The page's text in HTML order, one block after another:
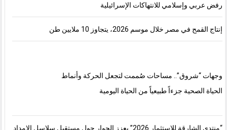
رفض عربي وإسلامي للانتهاكات الإسرائيلية
إنتاج القمح في مصر خلال موسم 2026، يتجاوز 10 ملايين طن
وجهات “شروق”.. مساحات صُممت لتجعل الحركة وأنماط
الحياة الصحية جزءاً طبيعياً من الحياة اليومية
“منتدى الشارقة للاستثمار 2026” يعزز الحوار حول مستقبل سلاسل الإمداد